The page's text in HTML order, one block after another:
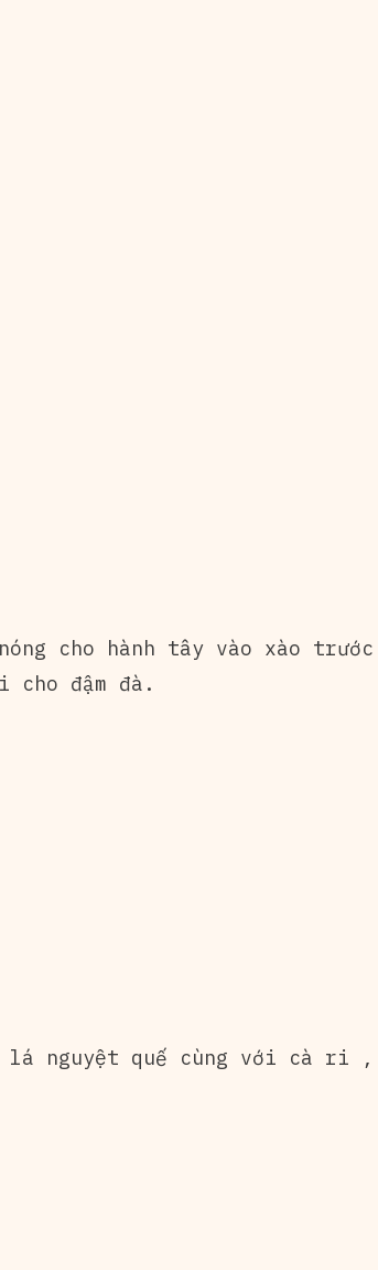
cho hành tây vào xào
đậm đà.
nguyệt quế cùng với cà ri ,